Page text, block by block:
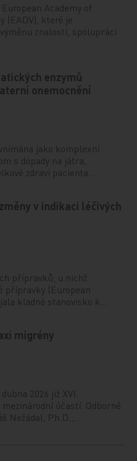
Academy of
(EADV), které je
znalostí, spolupráci
enzymů
onemocnění
jako komplexní
s dopady na játra,
zdraví pacienta…
v indikaci léčivých
přípravků, u nichž
přípravky (European
kladné stanovisko k…
migrény
2026 již XVI.
účastí. Odborné
Nežádal, Ph.D.,…